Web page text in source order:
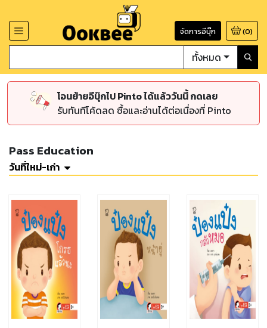
จัดการอีบุ๊ก (0)
ทั้งหมด
โอนย้ายอีบุ๊กไป Pinto ได้แล้ววันนี้ กดเลย
รับทันทีโค้ดลด ซื้อและอ่านได้ต่อเนื่องที่ Pinto
Pass Education
วันที่ใหม่-เก่า